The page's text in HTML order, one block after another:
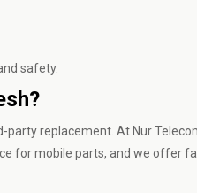
safety.
party replacement. At Nur
for mobile parts, and we offer